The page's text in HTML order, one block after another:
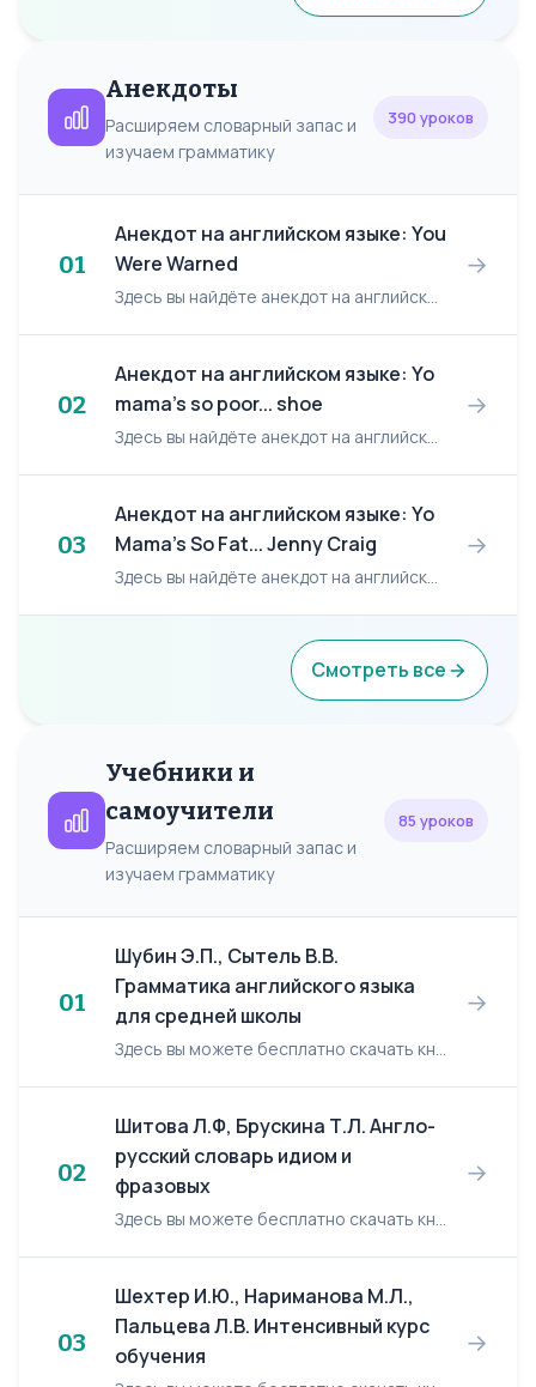
Анекдоты
Расширяем словарный запас и
изучаем грамматику
390 уроков
01
Анекдот на английском языке: You
Were Warned
Здесь вы найдёте анекдот на английском языке/ English joke: You Were Warned. A guy applied to join a nudist club. "Exactly what do you do here?" he asked. "It's quite simple," said...
→
02
Анекдот на английском языке: Yo
mama's so poor... shoe
Здесь вы найдёте анекдот на английском языке/ English joke: Yo mama's so poor... shoe. Yo mama's so poor, I saw her walking down the street with only one shoe on. I said, ''Hey, Mrs Jones...
→
03
Анекдот на английском языке: Yo
Mama's So Fat... Jenny Craig
Здесь вы найдёте анекдот на английском языке/ English joke: Yo Mama's So Fat... Jenny Craig. Your mama is so fat, she walked into a Jenny Craig and they said "Sorry, we don't do miracles!...
→
Смотреть все
Учебники и
самоучители
Расширяем словарный запас и
изучаем грамматику
85 уроков
01
Шубин Э.П., Сытель В.В.
Грамматика английского языка
для средней школы
Здесь вы можете бесплатно скачать книгу: Шубин Э.П., Сытель В.В. "Грамматика английского языка для средней школы". Описание: Пособие для учащихся 7-10 классов и для школ с преподаванием ряда предмето...
→
02
Шитова Л.Ф, Брускина Т.Л. Англо-
русский словарь идиом и
фразовых
Здесь вы можете бесплатно скачать книгу: Шитова Л.Ф, Брускина Т.Л. "Англо-русский словарь идиом и фразовых глаголов". Описание: Настоящее издание представляет собой опыт составления словаря фразеолог...
→
03
Шехтер И.Ю., Нариманова М.Л.,
Пальцева Л.В. Интенсивный курс
обучения
→